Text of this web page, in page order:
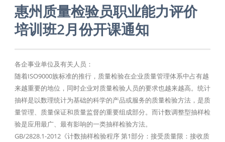
惠州质量检验员职业能力评价
培训班2月份开课通知
各企事业单位及有关人员：
随着ISO9000族标准的推行，质量检验在企业质量管理体系中占有越
来越重要的地位，同时企业对质量检验人员的要求也越来越高。统计
抽样是以数理统计为基础的科学的产品或服务的质量检验方法，是质
量管理、质量保证和质量监督的重要组成部分。而计数调整型抽样检
验是应用最广、最有影响的一类抽样检验方法。
GB/2828.1-2012《计数抽样检验程序 第1部分：接受质量限：接收质